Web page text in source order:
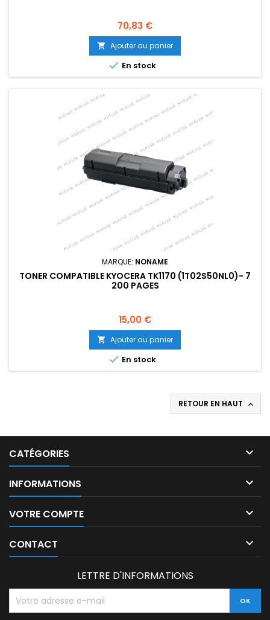
Prix
70,83 €
 Ajouter au panier
 En stock
MARQUE: NONAME
TONER COMPATIBLE KYOCERA TK1170 (1T02S50NL0)- 7
200 PAGES
Prix
15,00 €
 Ajouter au panier
 En stock
RETOUR EN HAUT 
CATÉGORIES 
INFORMATIONS 
VOTRE COMPTE 
CONTACT 
LETTRE D'INFORMATIONS